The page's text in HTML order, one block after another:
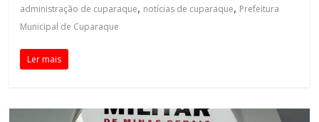
administração de cuparaque, notícias de cuparaque, Prefeitura
Municipal de Cuparaque
Ler mais